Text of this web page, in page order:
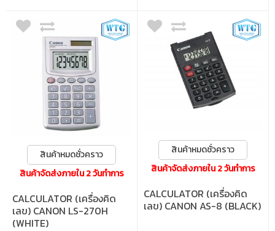
สินค้าหมดชั่วคราว
สินค้าจัดส่งภายใน 2 วันทำการ
CALCULATOR (เครื่องคิด
เลข) CANON LS-270H
(WHITE)
สินค้าหมดชั่วคราว
สินค้าจัดส่งภายใน 2 วันทำการ
CALCULATOR (เครื่องคิด
เลข) CANON AS-8 (BLACK)